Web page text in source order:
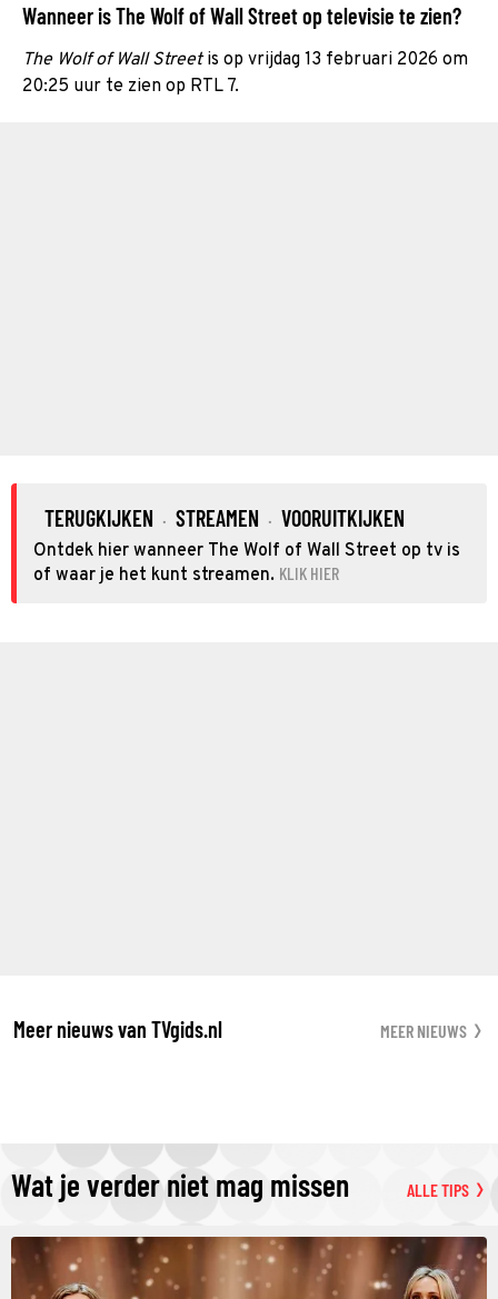
Wanneer is The Wolf of Wall Street op televisie te zien?
The Wolf of Wall Streetis op vrijdag 13 februari 2026 om
20:25 uur te zien op RTL 7.
TERUGKIJKEN · STREAMEN · VOORUITKIJKEN
Ontdek hier wanneer The Wolf of Wall Street op tv is
of waar je het kunt streamen. KLIK HIER
Meer nieuws van TVgids.nl MEER NIEUWS
Wat je verder niet mag missen ALLE TIPS